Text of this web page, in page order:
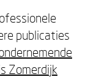
publicaties
Zomerdijk